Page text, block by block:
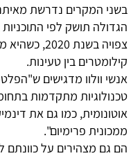
בשני המקרים נדרשת
קילומטרים בין טעינות.
אנשי וולוו מדגישים
טכנולוגיות מתקדמות
אוטונומית, כמו גם את
ממכונית פרימיום".
הם גם מצהירים על כוונתם